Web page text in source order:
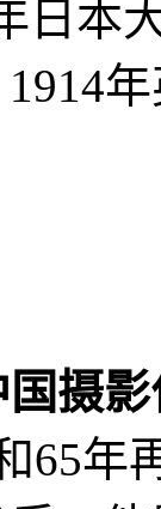
日本
摄
65年